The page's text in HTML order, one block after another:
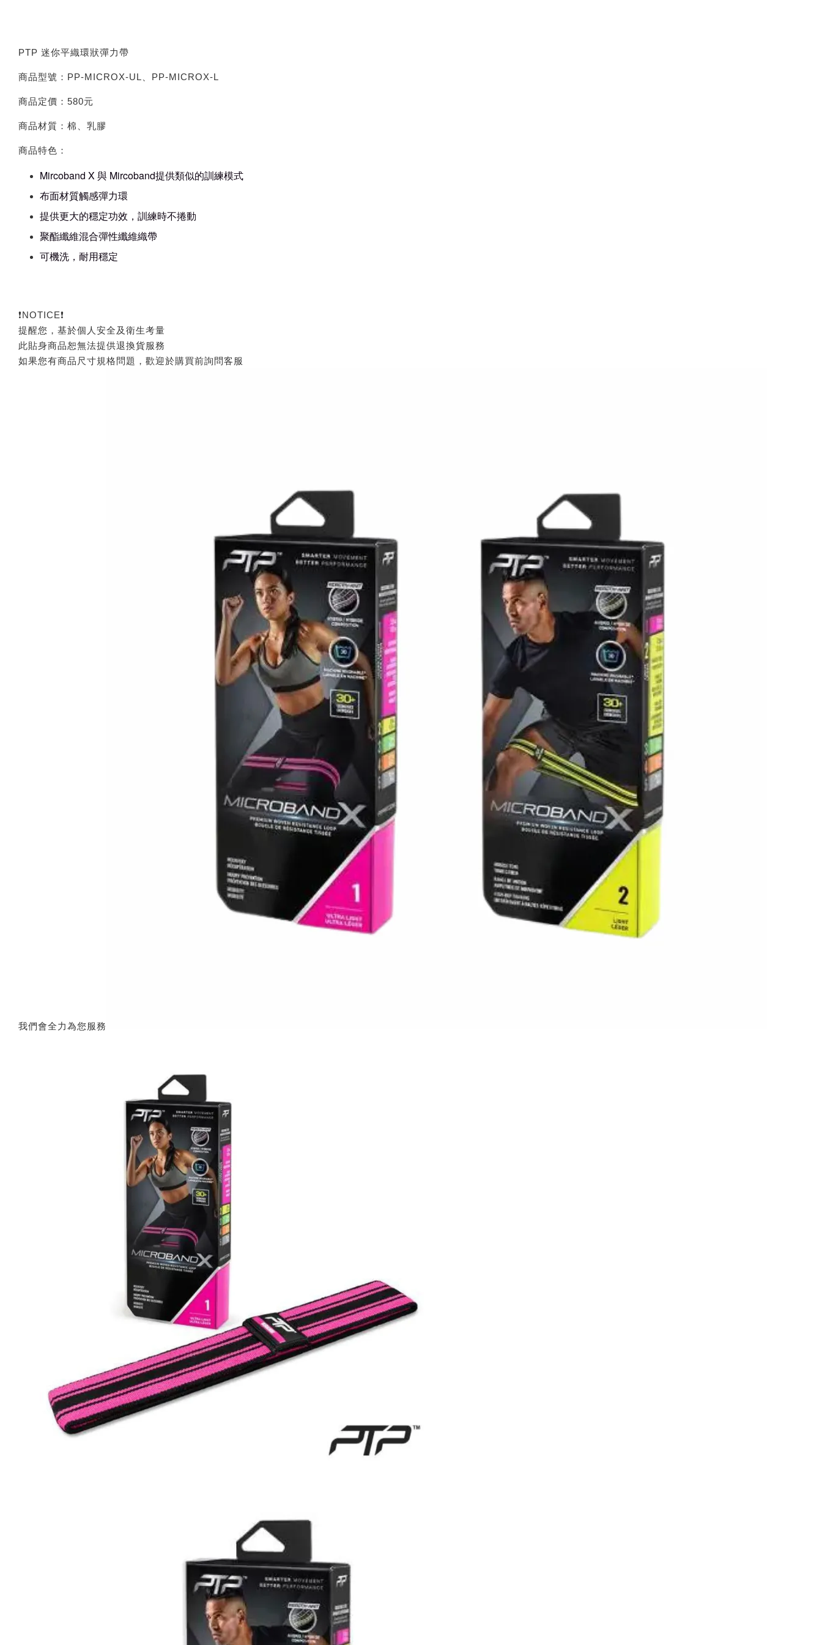
PTP 迷你平織環狀彈力帶
商品型號：PP-MICROX-UL、PP-MICROX-L
商品定價：580元
商品材質：棉、乳膠
商品特色：
Mircoband X 與 Mircoband提供類似的訓練模式
布面材質觸感彈力環
提供更大的穩定功效，訓練時不捲動
聚酯纖維混合彈性纖維織帶
可機洗，耐用穩定
❗NOTICE❗
提醒您，基於個人安全及衛生考量
此貼身商品恕無法提供退換貨服務
如果您有商品尺寸規格問題，歡迎於購買前詢問客服
我們會全力為您服務